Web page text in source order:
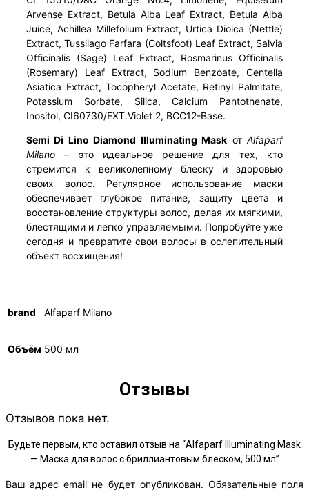
Arvense Extract, Betula Alba Leaf Extract, Betula Alba
Juice, Achillea Millefolium Extract, Urtica Dioica (Nettle)
Extract, Tussilago Farfara (Coltsfoot) Leaf Extract, Salvia
Officinalis (Sage) Leaf Extract, Rosmarinus Officinalis
(Rosemary) Leaf Extract, Sodium Benzoate, Centella
Asiatica Extract, Tocopheryl Acetate, Retinyl Palmitate,
Potassium Sorbate, Silica, Calcium Pantothenate,
Inositol, CI60730/EXT.Violet 2, BCC12-Base.
Semi Di Lino Diamond Illuminating Mask отAlfaparf
Milano – это идеальное решение для тех, кто
стремится к великолепному блеску и здоровью
своих волос. Регулярное использование маски
обеспечивает глубокое питание, защиту цвета и
восстановление структуры волос, делая их мягкими,
блестящими и легко управляемыми. Попробуйте уже
сегодня и превратите свои волосы в ослепительный
объект восхищения!
brand Alfaparf Milano
Объём 500 мл
Отзывы
Отзывов пока нет.
Будьте первым, кто оставил отзыв на “Alfaparf Illuminating Mask
— Маска для волос с бриллиантовым блеском, 500 мл”
Ваш адрес email не будет опубликован. Обязательные поля